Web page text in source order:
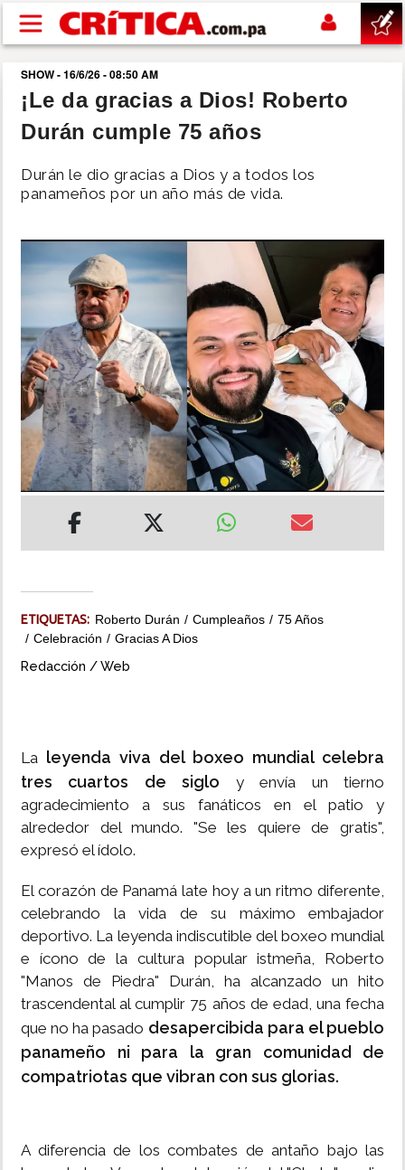
Pasar al contenido principal
buscar
SUCESOS
NACIONAL
DEPORTES
MUNDO
INSÓLITAS
MULTIMEDIA
SHOW - 16/6/26 - 08:50 AM
¡Le da gracias a Dios! Roberto
Durán cumple 75 años
Durán le dio gracias a Dios y a todos los
panameños por un año más de vida.
ETIQUETAS: Roberto Durán Cumpleaños
75 Años
Celebración
Gracias A Dios
Redacción / Web
La leyenda viva del boxeo mundial celebra
tres cuartos de siglo y envía un tierno
agradecimiento a sus fanáticos en el patio y
alrededor del mundo. "Se les quiere de gratis",
expresó el ídolo.
El corazón de Panamá late hoy a un ritmo diferente,
celebrando la vida de su máximo embajador
deportivo. La leyenda indiscutible del boxeo mundial
e ícono de la cultura popular istmeña, Roberto
"Manos de Piedra" Durán, ha alcanzado un hito
trascendental al cumplir 75 años de edad, una fecha
que no ha pasado desapercibida para el pueblo
panameño ni para la gran comunidad de
compatriotas que vibran con sus glorias.
A diferencia de los combates de antaño bajo las